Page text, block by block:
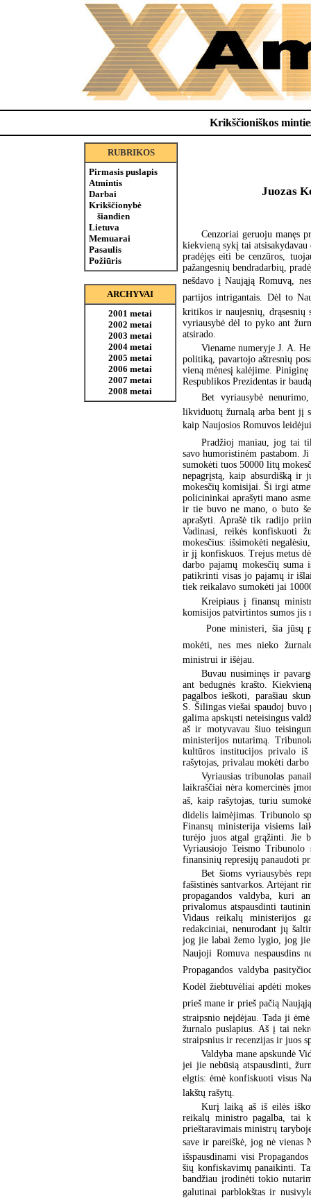
Krikščioniškos
RUBRIKOS
Pirmasis puslapis
Atmintis
Darbai
Krikščionybė
šiandien
Lietuva
Memuarai
Pasaulis
Požiūris
ARCHYVAI
2001 metai
2002 metai
2003 metai
2004 metai
2005 metai
2006 metai
2007 metai
2008 metai
Juozas
Cenzoriai geruoju manęs
kiekvieną sykį tai
pradėjęs eiti be cenzūros,
pažangesnių bendradarbių,
nešdavo į Naująją Romuvą,
partijos intrigantais. Dėl to
kritikos ir naujesnių, drąsesnių
vyriausybė dėl to pyko ant
atsirado.
Viename numeryje J. A.
politiką, pavartojo aštresnių
vieną mėnesį kalėjime.
Respublikos Prezidentas ir
Bet vyriausybė
likviduotų žurnalą arba bent jį
kaip Naujosios Romuvos
Pradžioj maniau, jog tai
savo humoristinėm pastabom.
sumokėti tuos 50000 litų
nepagrįstą, kaip absurdišką ir
mokesčių komisijai. Ši irgi
policininkai aprašyti mano
ir tie buvo ne mano, o buto
aprašyti. Aprašė tik radijo
Vadinasi, reikės konfiskuoti
mokesčius: išsimokėti
ir jį konfiskuos. Trejus metus
darbo pajamų mokesčių
patikrinti visas jo pajamų ir
tiek reikalavo sumokėti jai
Kreipiaus į finansų
komisijos patvirtintos sumos
 Pone ministeri, šia
mokėti, nes mes nieko
ministrui ir išėjau.
Buvau nusiminęs ir
ant bedugnės krašto.
pagalbos ieškoti, parašiau
S. Šilingas viešai spaudoj
galima apskųsti neteisingus
aš ir motyvavau šiuo
ministerijos nutarimą.
kultūros institucijos privalo
rašytojas, privalau mokėti darbo
Vyriausias tribunolas
laikraščiai nėra komercinės
aš, kaip rašytojas, turiu
didelis laimėjimas. Tribunolo
Finansų ministerija visiems
turėjo juos atgal grąžinti. Jie
Vyriausiojo Teismo
finansinių represijų panaudoti
Bet šioms vyriausybės
fašistinės santvarkos. Artėjant
propagandos valdyba, kuri
privalomus atspausdinti
Vidaus reikalų ministerijos
redakciniai, nenurodant jų
jog jie labai žemo lygio, jog jie
Naujoji Romuva
Propagandos valdyba
Kodėl žiebtuvėliai apdėti
prieš mane ir prieš pačią
straipsnio neįdėjau. Tada ji
žurnalo puslapius. Aš į tai
straipsnius ir recenzijas ir juos
Valdyba mane apskundė
jei jie nebūsią atspausdinti,
elgtis: ėmė konfiskuoti visus
lakštų rašytų.
Kurį laiką aš iš eilės
reikalų ministro pagalba, tai
prieštaravimais ministrų
save ir pareiškė, jog nė vienas
išspausdinami visi
šių konfiskavimų panaikinti.
bandžiau įrodinėti tokio
galutinai parblokštas ir